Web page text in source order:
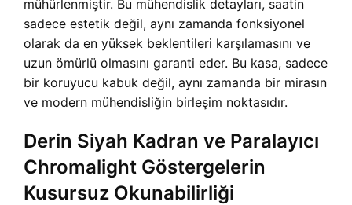
mühürlenmiştir. Bu mühendislik detayları, saatin
sadece estetik değil, aynı zamanda fonksiyonel
olarak da en yüksek beklentileri karşılamasını ve
uzun ömürlü olmasını garanti eder. Bu kasa, sadece
bir koruyucu kabuk değil, aynı zamanda bir mirasın
ve modern mühendisliğin birleşim noktasıdır.
Derin Siyah Kadran ve Paralayıcı
Chromalight Göstergelerin
Kusursuz Okunabilirliği